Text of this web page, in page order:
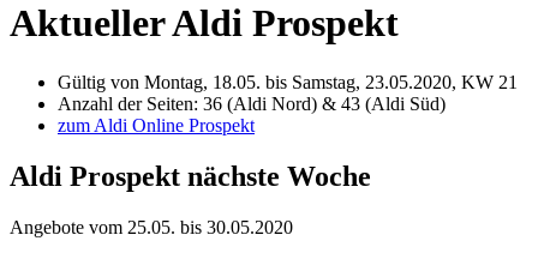
Aktueller Aldi Prospekt
Gültig von Montag, 18.05. bis Samstag, 23.05.2020, KW 21
Anzahl der Seiten: 36 (Aldi Nord) & 43 (Aldi Süd)
zum Aldi Online Prospekt
Aldi Prospekt nächste Woche
Angebote vom 25.05. bis 30.05.2020